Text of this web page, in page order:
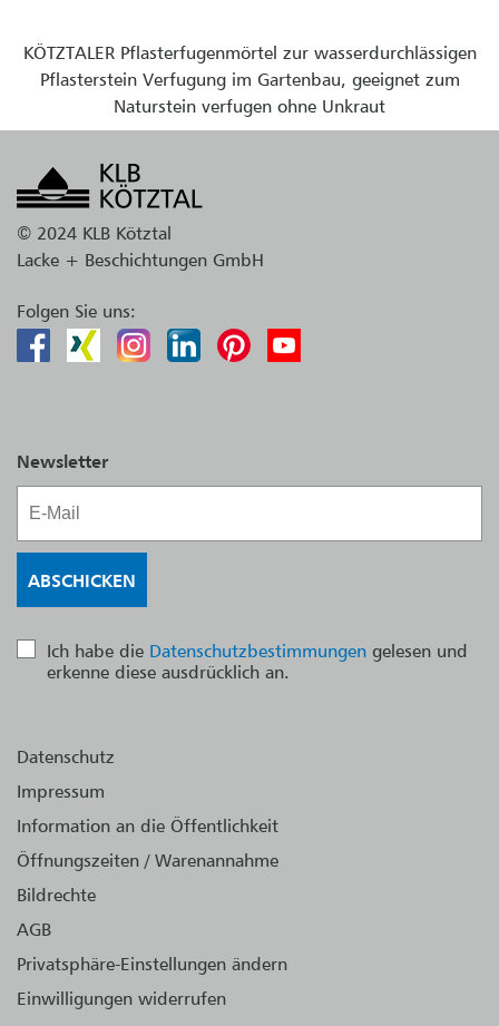
KÖTZTALER Pflasterfugenmörtel zur wasserdurchlässigen
Pflasterstein Verfugung im Gartenbau, geeignet zum
Naturstein verfugen ohne Unkraut
© 2024 KLB Kötztal
Lacke + Beschichtungen GmbH
Folgen Sie uns:
Newsletter
Ich habe die Datenschutzbestimmungen gelesen und
erkenne diese ausdrücklich an.
Datenschutz
Impressum
Information an die Öffentlichkeit
Öffnungszeiten / Warenannahme
Bildrechte
AGB
Privatsphäre-Einstellungen ändern
Einwilligungen widerrufen